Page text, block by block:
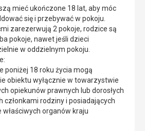
mieć ukończone 18 lat, aby móc
się i przebywać w pokoju.
zarezerwują 2 pokoje, rodzice są
pokoje, nawet jeśli dzieci
w oddzielnym pokoju.
poniżej 18 roku życia mogą
obiektu wyłącznie w towarzystwie
opiekunów prawnych lub dorosłych
członkami rodziny i posiadających
organów kraju